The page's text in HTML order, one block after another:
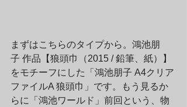
まずはこちらのタイプから。鴻池朋
子 作品【狼頭巾（2015 / 鉛筆、紙）】
をモチーフにした「鴻池朋子 A4クリア
ファイルA 狼頭巾」です。もう見るか
らに「鴻池ワールド」前回という、物